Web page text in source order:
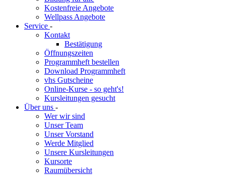
Kostenfreie Angebote
Wellpass Angebote
Service -
Kontakt
Bestätigung
Öffnungszeiten
Programmheft bestellen
Download Programmheft
vhs Gutscheine
Online-Kurse - so geht's!
Kursleitungen gesucht
Über uns -
Wer wir sind
Unser Team
Unser Vorstand
Werde Mitglied
Unsere Kursleitungen
Kursorte
Raumübersicht